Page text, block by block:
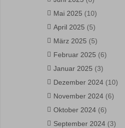
Mai 2025 (10)
April 2025 (5)
März 2025 (5)
Februar 2025 (6)
Januar 2025 (3)
Dezember 2024 (10)
November 2024 (6)
Oktober 2024 (6)
September 2024 (3)